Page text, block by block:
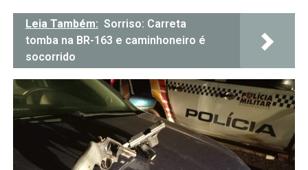
Leia Também: Sorriso: Carreta
tomba na BR-163 e caminhoneiro é
socorrido